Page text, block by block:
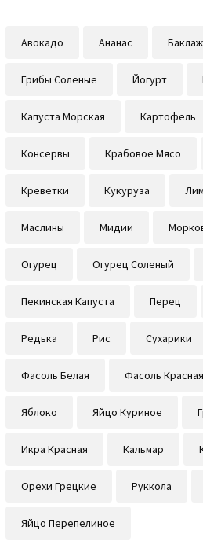
Авокадо Ананас
Грибы Соленые Йогурт
Капуста Морская Картофель
Консервы Крабовое Мясо
Креветки Кукуруза
Маслины Мидии
Огурец Огурец Соленый
Пекинская Капуста Перец
Редька Рис Сухарики
Фасоль Белая Фасоль Красная
Яблоко Яйцо Куриное
Икра Красная Кальмар
Орехи Грецкие Руккола
Яйцо Перепелиное